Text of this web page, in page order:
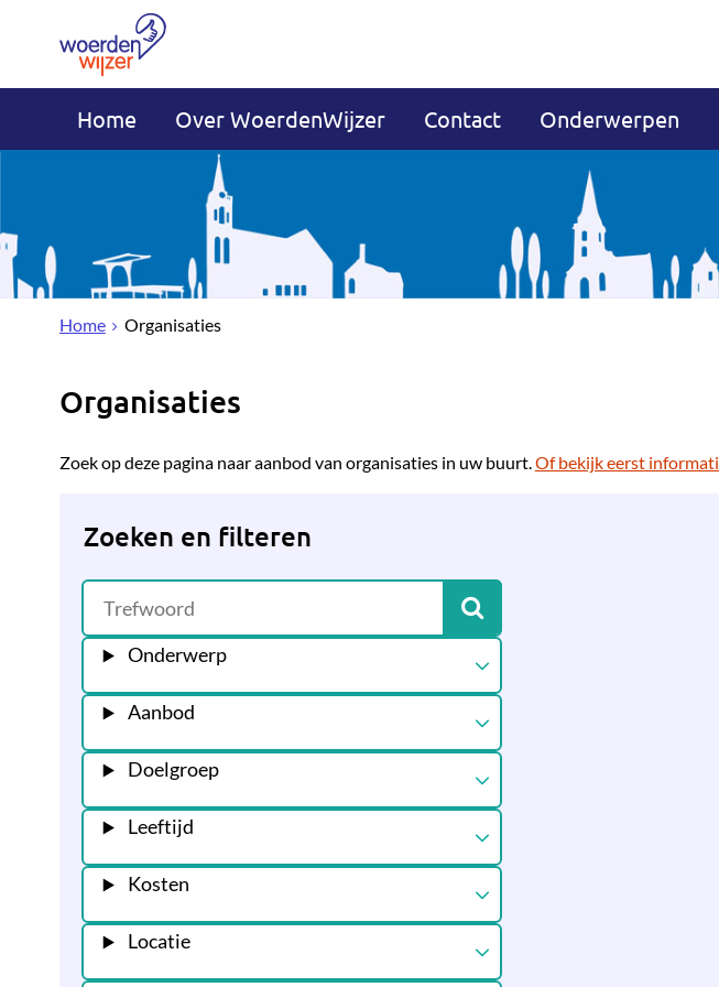
Home Over WoerdenWijzer Contact Onderwerpen
Home Organisaties
Organisaties
Zoek op deze pagina naar aanbod van organisaties in uw buurt.Of bekijk eerst
Zoeken en filteren
Onderwerp
Aanbod
Doelgroep
Leeftijd
Kosten
Locatie